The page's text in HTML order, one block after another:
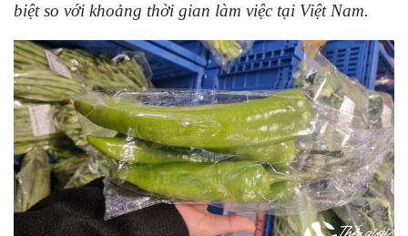
biệt so với khoảng thời gian làm việc tại Việt Nam.